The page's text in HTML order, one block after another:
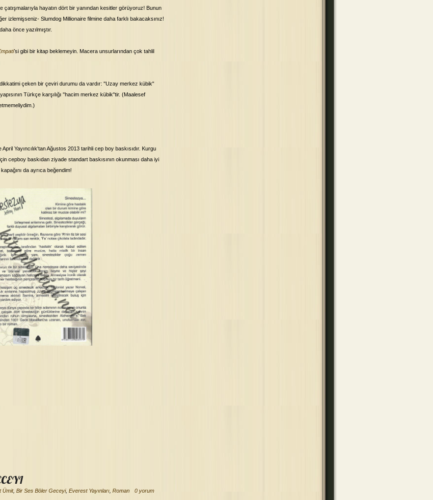
çatışmalarıyla hayatın dört bir yanından kesitler görüyoruz! Bunun
izlemişseniz- Slumdog Millionaire filmine daha farklı bakacaksınız!
önce yazılmıştır.
'si gibi bir kitap beklemeyin. Macera unsurlarından çok tahlil
çeken bir çeviri durumu da vardır: "Uzay merkez kübik"
Türkçe karşılığı "hacim merkez kübik"tir. (Maalesef
Yayıncılık'tan Ağustos 2013 tarihli cep boy baskısıdır. Kurgu
cepboy baskıdan ziyade standart baskısının okunması daha iyi
da ayrıca beğendim!
Ümit, Bir Ses Böler Geceyi, Everest Yayınları Roman 0 yorum